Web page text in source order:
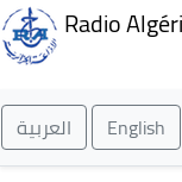
Radio
العربية English